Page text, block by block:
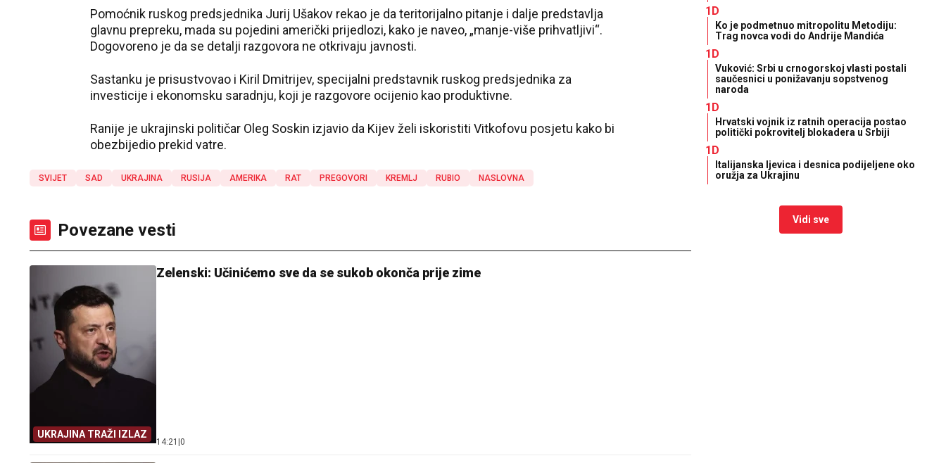
Pomoćnik ruskog predsjednika Jurij Ušakov rekao je da teritorijalno pitanje i dalje predstavlja
glavnu prepreku, mada su pojedini američki prijedlozi, kako je naveo, „manje-više prihvatljivi“.
Dogovoreno je da se detalji razgovora ne otkrivaju javnosti.
Sastanku je prisustvovao i Kiril Dmitrijev, specijalni predstavnik ruskog predsjednika za
investicije i ekonomsku saradnju, koji je razgovore ocijenio kao produktivne.
Ranije je ukrajinski političar Oleg Soskin izjavio da Kijev želi iskoristiti Vitkofovu posjetu kako bi
obezbijedio prekid vatre.
SVIJET SAD UKRAJINA RUSIJA AMERIKA RAT PREGOVORI KREMLJ RUBIO NASLOVNA
Povezane vesti
UKRAJINA TRAŽI IZLAZ
Zelenski: Učinićemo sve da se sukob okonča prije zime
14:21 0
1D
Ko je podmetnuo mitropolitu Metodiju:
Trag novca vodi do Andrije Mandića
1D
Vuković: Srbi u crnogorskoj vlasti postali
saučesnici u ponižavanju sopstvenog
naroda
1D
Hrvatski vojnik iz ratnih operacija postao
politički pokrovitelj blokadera u Srbiji
1D
Italijanska ljevica i desnica podijeljene oko
oružja za Ukrajinu
Vidi sve